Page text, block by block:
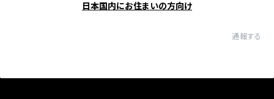
日本国内にお住まいの方向け
通報する